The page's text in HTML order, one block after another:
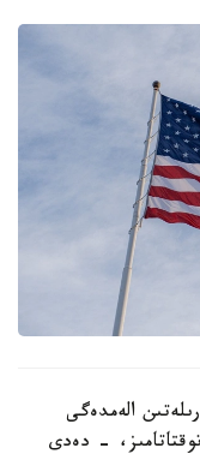
الەمدەگى
- دەدى